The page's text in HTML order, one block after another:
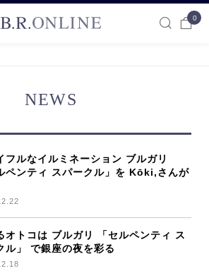
0
NEWS
フルなイルミネーション ブルガリ
ペンティ スパークル」を Kōki,さんが
オトコは ブルガリ 「セルペンティ ス
ル」 で銀座の夜を彩る